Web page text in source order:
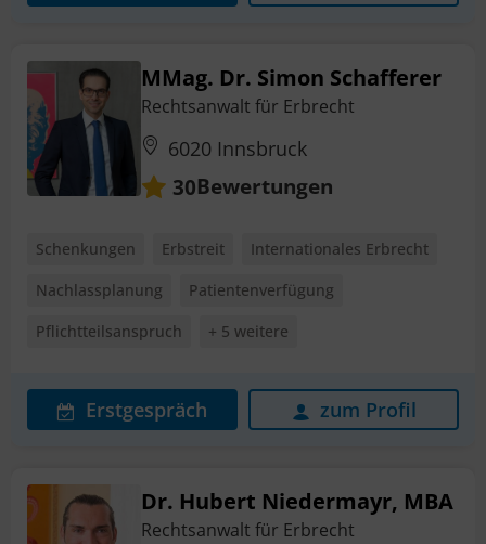
MMag. Dr. Simon Schafferer
Rechtsanwalt für Erbrecht
6020 Innsbruck
30Bewertungen
Schenkungen Erbstreit
Internationales Erbrecht
Nachlassplanung
Patientenverfügung
Pflichtteilsanspruch
+ 5 weitere
Erstgespräch zum Profil
Dr. Hubert Niedermayr, MBA
Rechtsanwalt für Erbrecht